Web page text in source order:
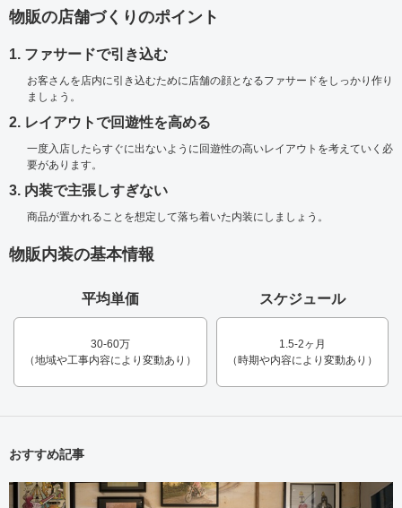
物販の店舗づくりのポイント
1. ファサードで引き込む
お客さんを店内に引き込むために店舗の顔となるファサードをしっかり作り
ましょう。
2. レイアウトで回遊性を高める
一度入店したらすぐに出ないように回遊性の高いレイアウトを考えていく必
要があります。
3. 内装で主張しすぎない
商品が置かれることを想定して落ち着いた内装にしましょう。
物販内装の基本情報
平均単価
30-60万
（地域や工事内容により変動あり）
スケジュール
1.5-2ヶ月
（時期や内容により変動あり）
おすすめ記事